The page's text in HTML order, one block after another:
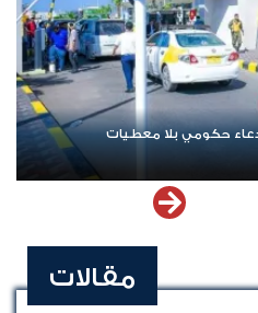
ادعاء حكومي بلا معطيات
مقالات